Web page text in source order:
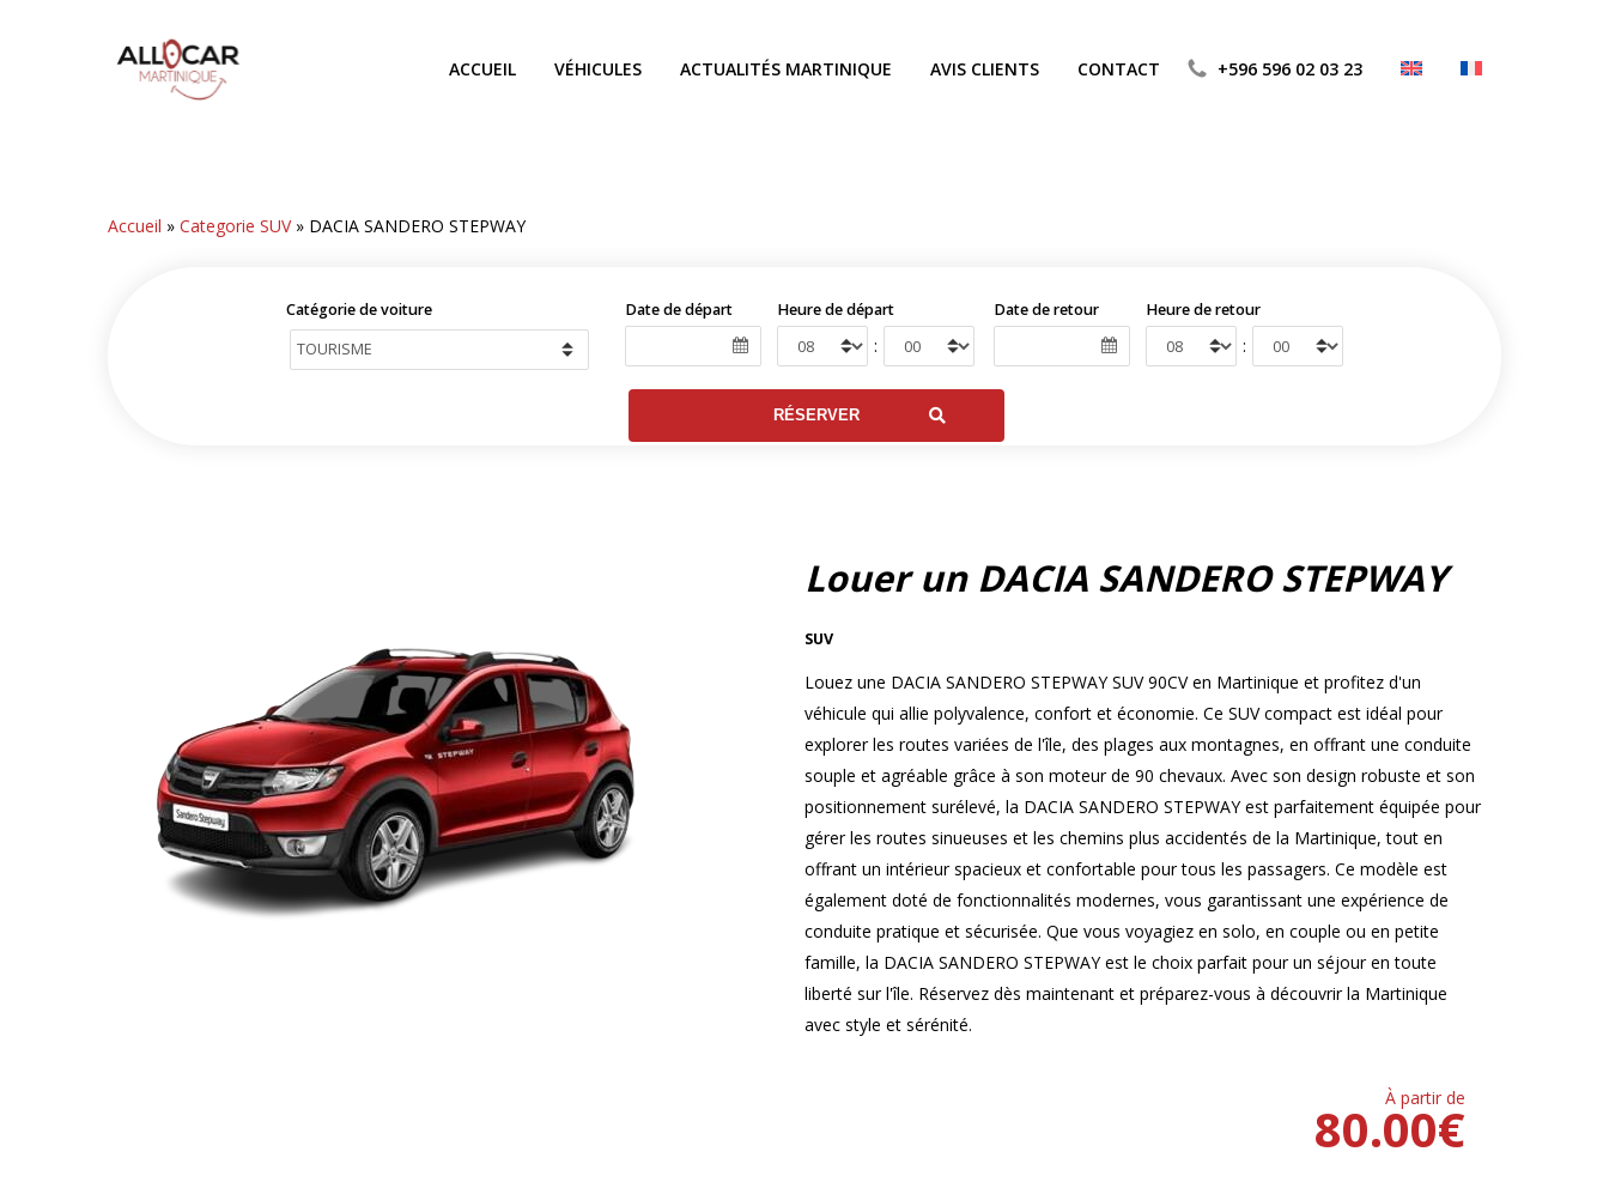
ACCUEIL VÉHICULES ACTUALITÉS MARTINIQUE AVIS CLIENTS CONTACT +596 596 02 03 23
Accueil »Categorie SUV» DACIA SANDERO STEPWAY
Catégorie de voiture Date de départ Heure de départ
:
Date de retour Heure de retour
:
Louer un DACIA SANDERO STEPWAY
SUV
Louez une DACIA SANDERO STEPWAY SUV 90CV en Martinique et profitez d'un
véhicule qui allie polyvalence, confort et économie. Ce SUV compact est idéal pour
explorer les routes variées de l'île, des plages aux montagnes, en offrant une conduite
souple et agréable grâce à son moteur de 90 chevaux. Avec son design robuste et son
positionnement surélevé, la DACIA SANDERO STEPWAY est parfaitement équipée pour
gérer les routes sinueuses et les chemins plus accidentés de la Martinique, tout en
offrant un intérieur spacieux et confortable pour tous les passagers. Ce modèle est
également doté de fonctionnalités modernes, vous garantissant une expérience de
conduite pratique et sécurisée. Que vous voyagiez en solo, en couple ou en petite
famille, la DACIA SANDERO STEPWAY est le choix parfait pour un séjour en toute
liberté sur l'île. Réservez dès maintenant et préparez-vous à découvrir la Martinique
avec style et sérénité.
À partir de
€
80.00